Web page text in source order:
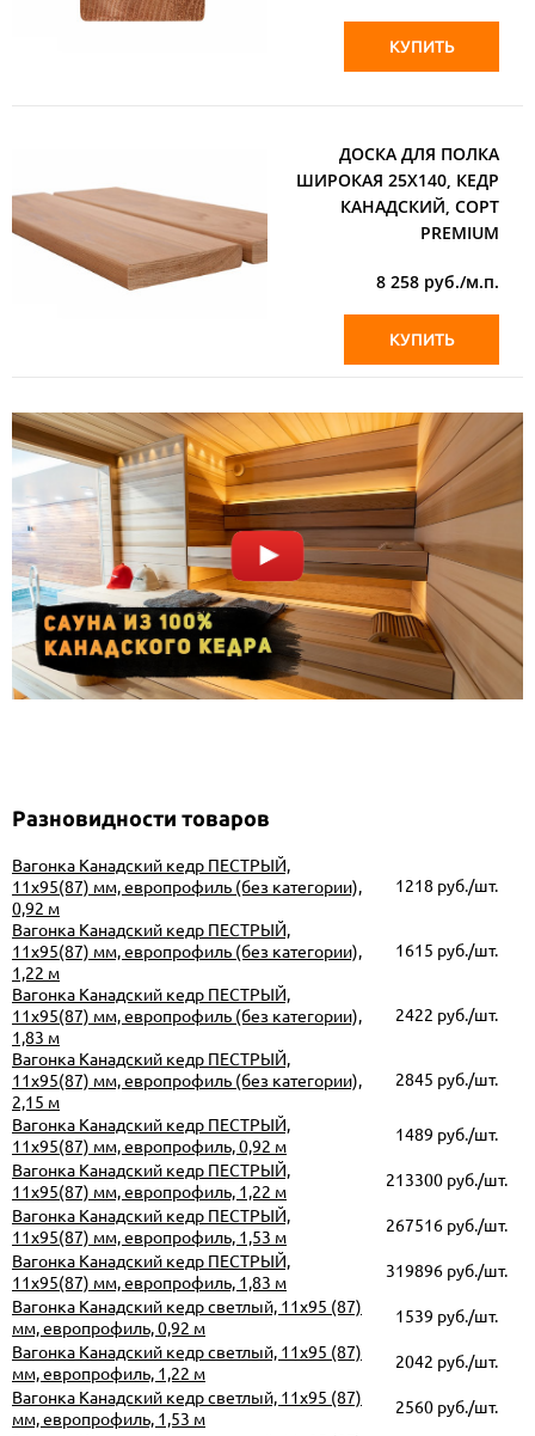
КУПИТЬ
ДОСКА ДЛЯ ПОЛКА
ШИРОКАЯ 25Х140, КЕДР
КАНАДСКИЙ, СОРТ
PREMIUM
8 258 руб./м.п.
КУПИТЬ
Разновидности товаров
Вагонка Канадский кедр ПЕСТРЫЙ,
11х95(87) мм, европрофиль (без категории),
0,92 м
1218 руб./шт.
Вагонка Канадский кедр ПЕСТРЫЙ,
11х95(87) мм, европрофиль (без категории),
1,22 м
1615 руб./шт.
Вагонка Канадский кедр ПЕСТРЫЙ,
11х95(87) мм, европрофиль (без категории),
1,83 м
2422 руб./шт.
Вагонка Канадский кедр ПЕСТРЫЙ,
11х95(87) мм, европрофиль (без категории),
2,15 м
2845 руб./шт.
Вагонка Канадский кедр ПЕСТРЫЙ,
11х95(87) мм, европрофиль, 0,92 м
1489 руб./шт.
Вагонка Канадский кедр ПЕСТРЫЙ,
11х95(87) мм, европрофиль, 1,22 м
213300 руб./шт.
Вагонка Канадский кедр ПЕСТРЫЙ,
11х95(87) мм, европрофиль, 1,53 м
267516 руб./шт.
Вагонка Канадский кедр ПЕСТРЫЙ,
11х95(87) мм, европрофиль, 1,83 м
319896 руб./шт.
Вагонка Канадский кедр светлый, 11х95 (87)
мм, европрофиль, 0,92 м
1539 руб./шт.
Вагонка Канадский кедр светлый, 11х95 (87)
мм, европрофиль, 1,22 м
2042 руб./шт.
Вагонка Канадский кедр светлый, 11х95 (87)
мм, европрофиль, 1,53 м
2560 руб./шт.